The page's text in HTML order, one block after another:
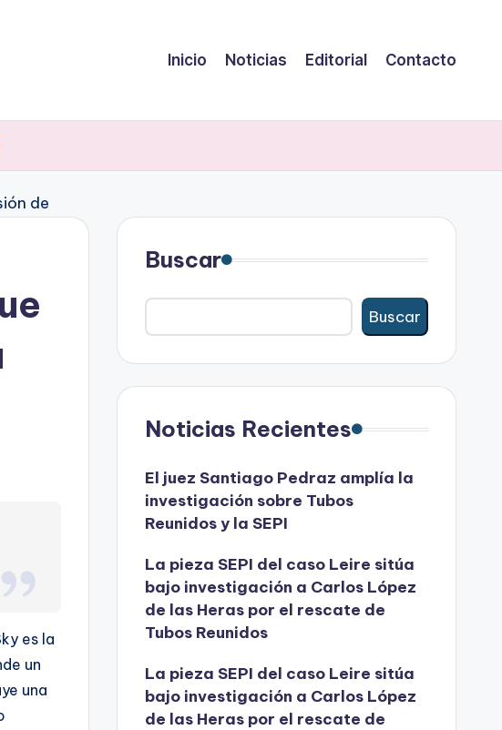
Inicio Noticias Editorial Contacto
es la
un
una
Buscar
Buscar
Noticias Recientes
El juez Santiago Pedraz amplía la
investigación sobre Tubos
Reunidos y la SEPI
La pieza SEPI del caso Leire sitúa
bajo investigación a Carlos López
de las Heras por el rescate de
Tubos Reunidos
La pieza SEPI del caso Leire sitúa
bajo investigación a Carlos López
de las Heras por el rescate de